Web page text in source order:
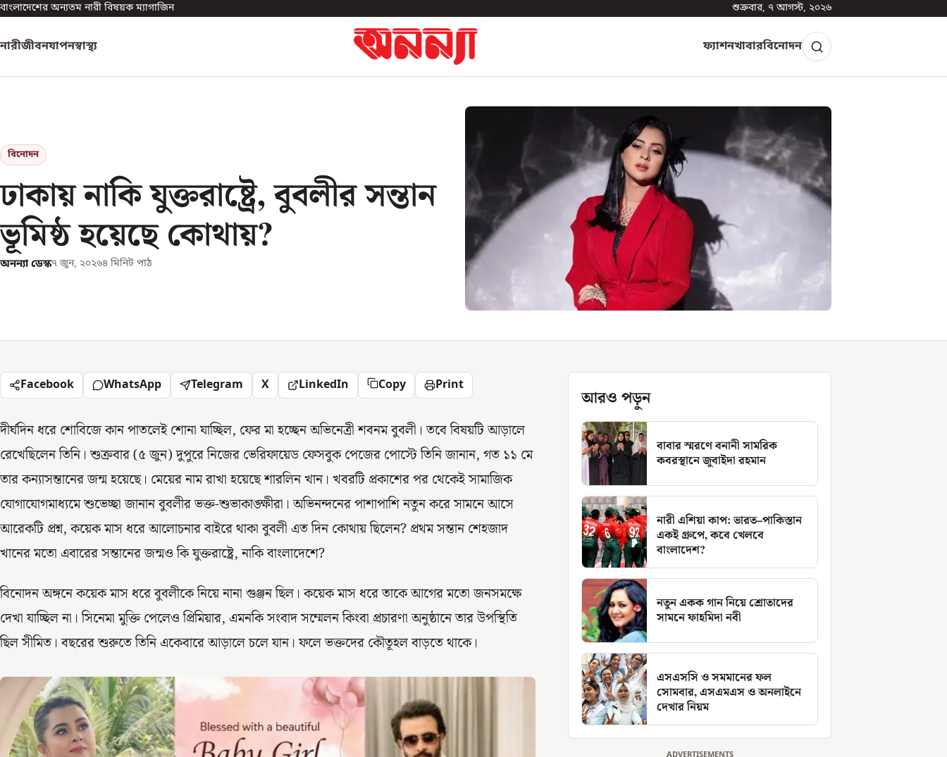
বাংলাদেশের অন্যতম নারী বিষয়ক ম্যাগাজিন শুক্রবার, ৭ আগস্ট, ২০২৬
নারীজীবনযাপনস্বাস্থ্য ফ্যাশনখাবারবিনোদন
বিনোদন
ঢাকায় নাকি যুক্তরাষ্ট্রে, বুবলীর সন্তান
ভূমিষ্ঠ হয়েছে কোথায়?
অনন্যা ডেস্ক৭ জুন, ২০২৬৪ মিনিট পাঠ
Facebook WhatsApp Telegram X LinkedIn Copy Print
দীর্ঘদিন ধরে শোবিজে কান পাতলেই শোনা যাচ্ছিল, ফের মা হচ্ছেন অভিনেত্রী শবনম বুবলী। তবে বিষয়টি আড়ালে
রেখেছিলেন তিনি। শুক্রবার (৫ জুন) দুপুরে নিজের ভেরিফায়েড ফেসবুক পেজের পোস্টে তিনি জানান, গত ১১ মে
তার কন্যাসন্তানের জন্ম হয়েছে। মেয়ের নাম রাখা হয়েছে শারলিন খান। খবরটি প্রকাশের পর থেকেই সামাজিক
যোগাযোগমাধ্যমে শুভেচ্ছা জানান বুবলীর ভক্ত-শুভাকাঙ্ক্ষীরা। অভিনন্দনের পাশাপাশি নতুন করে সামনে আসে
আরেকটি প্রশ্ন, কয়েক মাস ধরে আলোচনার বাইরে থাকা বুবলী এত দিন কোথায় ছিলেন? প্রথম সন্তান শেহজাদ
খানের মতো এবারের সন্তানের জন্মও কি যুক্তরাষ্ট্রে, নাকি বাংলাদেশে?
বিনোদন অঙ্গনে কয়েক মাস ধরে বুবলীকে নিয়ে নানা গুঞ্জন ছিল। কয়েক মাস ধরে তাকে আগের মতো জনসমক্ষে
দেখা যাচ্ছিল না। সিনেমা মুক্তি পেলেও প্রিমিয়ার, এমনকি সংবাদ সম্মেলন কিংবা প্রচারণা অনুষ্ঠানে তার উপস্থিতি
ছিল সীমিত। বছরের শুরুতে তিনি একেবারে আড়ালে চলে যান। ফলে ভক্তদের কৌতূহল বাড়তে থাকে।
আরও পড়ুন
বাবার স্মরণে বনানী সামরিক
কবরস্থানে জুবাইদা রহমান
নারী এশিয়া কাপ: ভারত–পাকিস্তান
একই গ্রুপে, কবে খেলবে
বাংলাদেশ?
নতুন একক গান নিয়ে শ্রোতাদের
সামনে ফাহমিদা নবী
এসএসসি ও সমমানের ফল
সোমবার, এসএমএস ও অনলাইনে
দেখার নিয়ম
ADVERTISEMENTS